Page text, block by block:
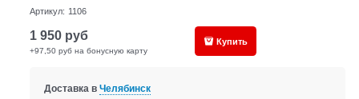
Артикул: 1106
1 950 руб
+97,50 руб на бонусную карту
Купить
Доставка в Челябинск